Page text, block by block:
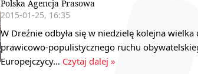
Polska Agencja Prasowa
2015-01-25, 16:35
W Dreźnie odbyła się w niedzielę kolejna
prawicowo-populistycznego ruchu
Europejczycy… Czytaj dalej »